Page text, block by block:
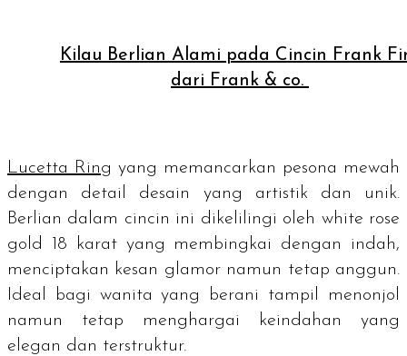
Kilau Berlian Alami pada Cincin Frank
dari Frank & co.
Lucetta Ring yang memancarkan pesona mewah
dengan detail desain yang artistik dan unik.
Berlian dalam cincin ini dikelilingi oleh white rose
gold
18 karat yang membingkai dengan indah,
menciptakan kesan glamor namun tetap anggun.
Ideal bagi wanita yang berani tampil menonjol
namun tetap menghargai keindahan yang
elegan dan terstruktur.